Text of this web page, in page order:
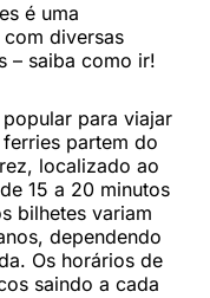
é uma
diversas
– saiba como ir!
para viajar
partem do
localizado ao
15 a 20 minutos
bilhetes variam
dependendo
Os horários de
saindo a cada